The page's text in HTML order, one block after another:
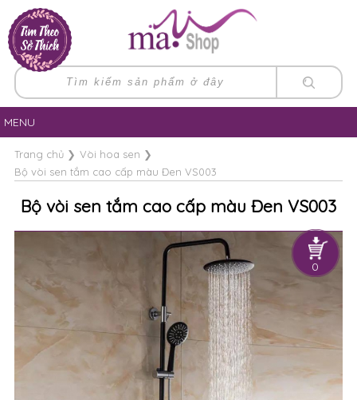
0
MENU
Trang chủ❯ Vòi hoa sen ❯
Bộ vòi sen tắm cao cấp màu Đen VS003
Bộ vòi sen tắm cao cấp màu Đen VS003